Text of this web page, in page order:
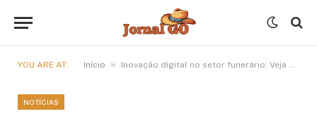
YOU ARE AT: Início » Inovação digital no setor funerário: Veja como Tiago Schietti aponta o caminho para serviços modernos
NOTÍCIAS